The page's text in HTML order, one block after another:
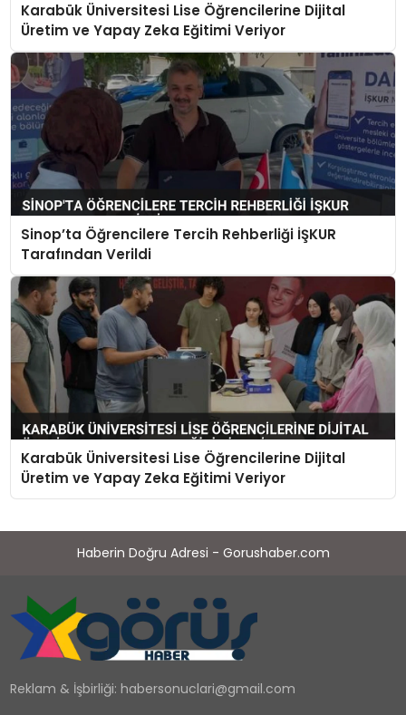
Karabük Üniversitesi Lise Öğrencilerine Dijital
Üretim ve Yapay Zeka Eğitimi Veriyor
Sinop’ta Öğrencilere Tercih Rehberliği İŞKUR
Tarafından Verildi
Karabük Üniversitesi Lise Öğrencilerine Dijital
Üretim ve Yapay Zeka Eğitimi Veriyor
Haberin Doğru Adresi - Gorushaber.com
Reklam & İşbirliği:habersonuclari@gmail.com